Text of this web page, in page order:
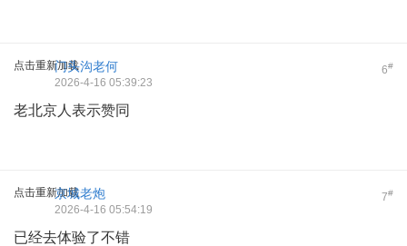
点击重新加载 6#
门头沟老何
2026-4-16 05:39:23
老北京人表示赞同
点击重新加载 7#
京城老炮
2026-4-16 05:54:19
已经去体验了不错